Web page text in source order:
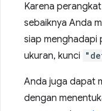
Karena
sebaiknya Anda
siap menghadapi
ukuran, kunci
Anda juga dapat
dengan